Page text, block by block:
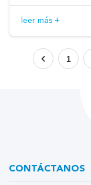
leer más +
1
CONTÁCTANOS